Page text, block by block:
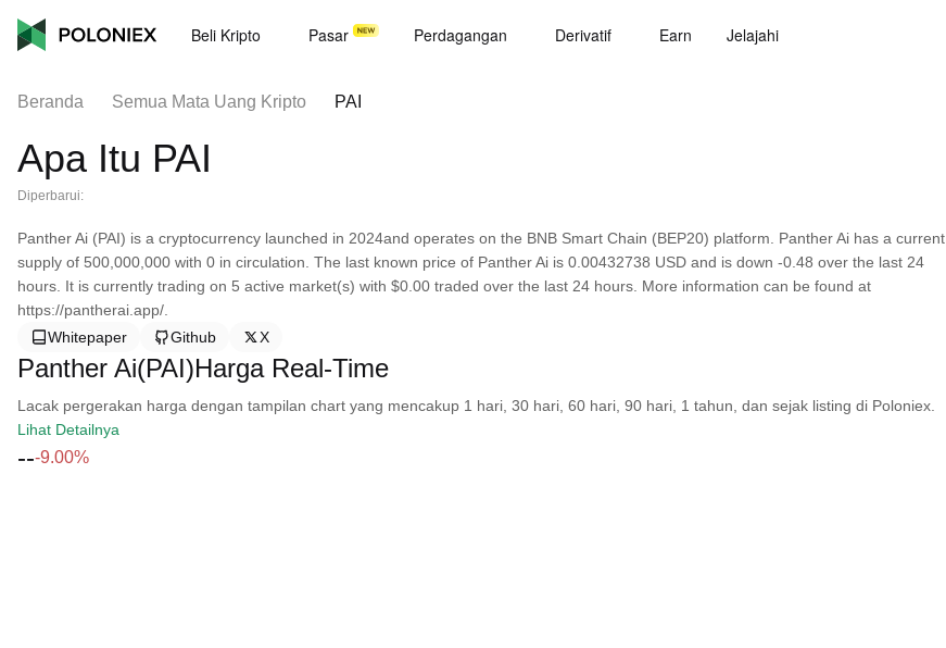
Beli Kripto Pasar Perdagangan Derivatif Earn Jelajahi
Beranda Semua Mata Uang Kripto PAI
Apa Itu PAI
Diperbarui:
Panther Ai (PAI) is a cryptocurrency launched in 2024and operates on the BNB Smart Chain (BEP20) platform. Panther Ai has a current
supply of 500,000,000 with 0 in circulation. The last known price of Panther Ai is 0.00432738 USD and is down -0.48 over the last 24
hours. It is currently trading on 5 active market(s) with $0.00 traded over the last 24 hours. More information can be found at
https://pantherai.app/.
Whitepaper
Github X
Panther Ai(PAI)Harga Real-Time
Lacak pergerakan harga dengan tampilan chart yang mencakup 1 hari, 30 hari, 60 hari, 90 hari, 1 tahun, dan sejak listing di Poloniex.
Lihat Detailnya
---9.00%